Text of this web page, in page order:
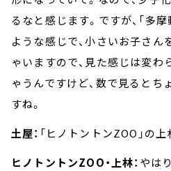
るなと感じます。ですが、「多
ような感じで、小さいお子さ
ゃいますので、見た感じは変
ゃうんですけど、数で見ると
すね。
土屋： 「ヒノトントンZOO」の
ヒノトントンZOO・上林： やは